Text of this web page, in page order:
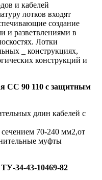
и кабелей
лотков входят
создание
и разветвлениями в
Лотки
_ конструкциях,
конструкций и
СС 90 110 с защитным
длин кабелей с
70-240 мм2,от
муфты
34-43-10469-82